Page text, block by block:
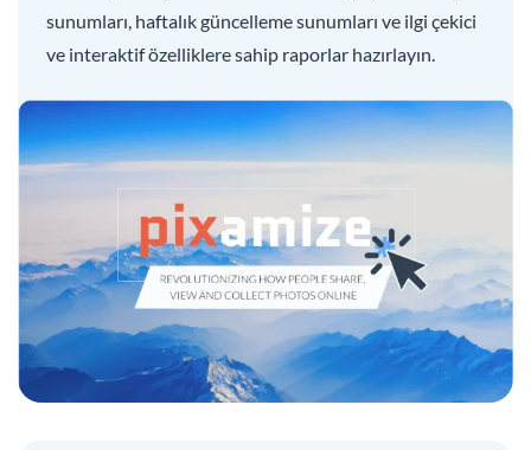
sunumları, haftalık güncelleme sunumları ve ilgi çekici
ve interaktif özelliklere sahip raporlar hazırlayın.